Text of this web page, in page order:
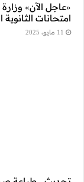
تفاصيل موعد